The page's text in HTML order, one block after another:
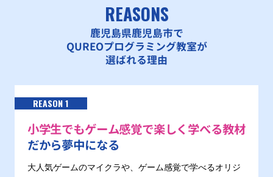
REASONS
鹿児島県鹿児島市で
QUREOプログラミング教室が
選ばれる理由
REASON 1
小学生でもゲーム感覚で楽しく学べる教材
だから夢中になる
大人気ゲームのマイクラや、ゲーム感覚で学べるオリジ